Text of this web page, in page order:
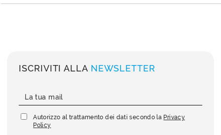
ISCRIVITI ALLA NEWSLETTER
Autorizzo al trattamento dei dati secondo la Privacy
Policy